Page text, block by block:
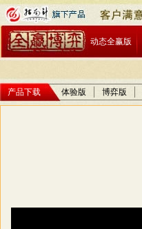
动态全赢版
产品下载 体验版 博弈版